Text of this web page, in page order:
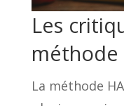
Les
méthode
La méthode